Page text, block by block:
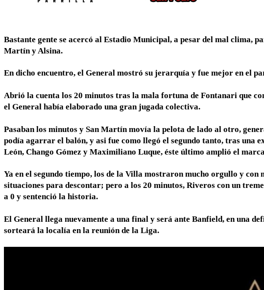
Bastante gente se acercó al Estadio Municipal, a pesar del mal clima,
Martín y Alsina.
En dicho encuentro, el General mostró su jerarquía y fue mejor en el
Abrió la cuenta los 20 minutos tras la mala fortuna de Fontanari que
el General había elaborado una gran jugada colectiva.
Pasaban los minutos y San Martín movía la pelota de lado al otro,
podía agarrar el balón, y asi fue como llegó el segundo tanto, tras una
León, Chango Gómez y Maximiliano Luque, éste último amplió el
Ya en el segundo tiempo, los de la Villa mostraron mucho orgullo y con
situaciones para descontar; pero a los 20 minutos, Riveros con un
a 0 y sentenció la historia.
El General llega nuevamente a una final y será ante Banfield, en una
sorteará la localía en la reunión de la Liga.